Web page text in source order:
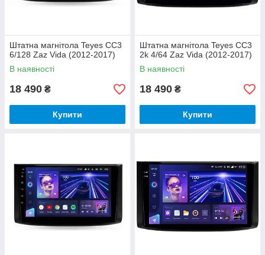
Штатна магнітола Teyes CC3
6/128 Zaz Vida (2012-2017)
В наявності
18 490 ₴
Купити
Штатна магнітола Teyes CC3
2k 4/64 Zaz Vida (2012-2017)
В наявності
18 490 ₴
Купити